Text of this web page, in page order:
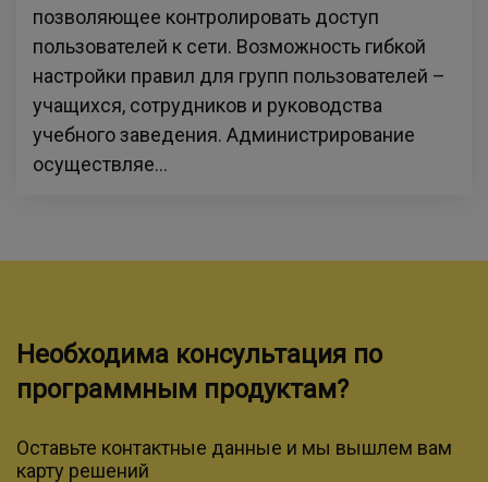
позволяющее контролировать доступ
пользователей к сети. Возможность гибкой
настройки правил для групп пользователей –
учащихся, сотрудников и руководства
учебного заведения. Администрирование
осуществляе...
Необходима консультация по
программным продуктам?
Оставьте контактные данные и мы вышлем вам
карту решений